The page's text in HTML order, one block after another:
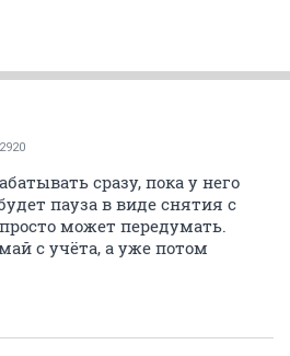
2920
сразу, пока у него
пауза в виде снятия с
может передумать.
с учёта, а уже потом